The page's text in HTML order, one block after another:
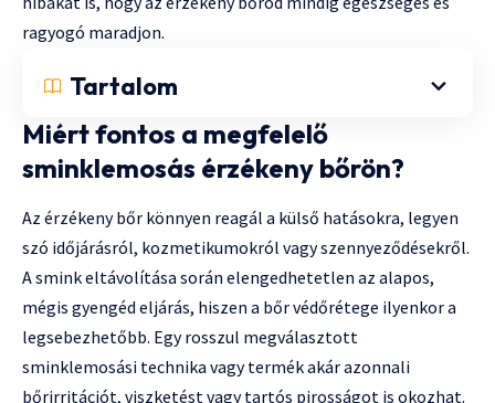
ragyogó maradjon.
Tartalom
Miért fontos a megfelelő
sminklemosás érzékeny bőrön?
Az érzékeny bőr könnyen reagál a külső hatásokra, legyen
szó időjárásról, kozmetikumokról vagy szennyeződésekről.
A smink eltávolítása során elengedhetetlen az alapos,
mégis gyengéd eljárás, hiszen a bőr védőrétege ilyenkor a
legsebezhetőbb. Egy rosszul megválasztott
sminklemosási technika vagy termék akár azonnali
bőrirritációt, viszketést vagy tartós pirosságot is okozhat.